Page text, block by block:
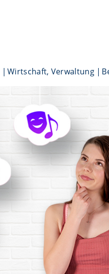
Wirtschaft, Verwaltung